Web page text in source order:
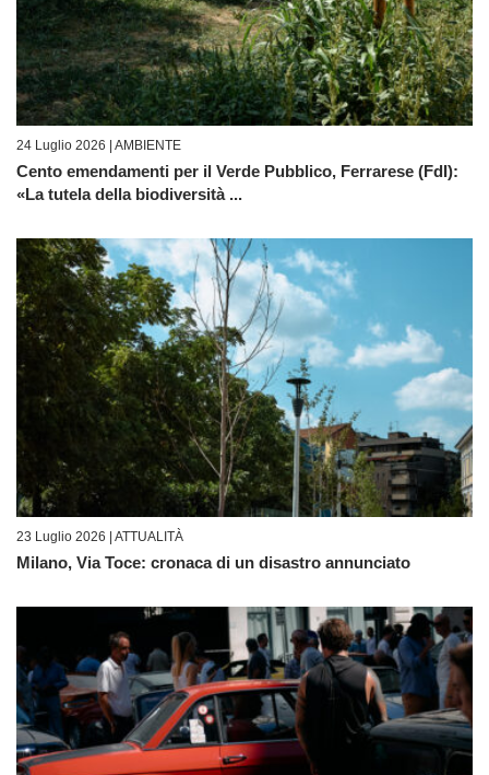
24 Luglio 2026 | AMBIENTE
Cento emendamenti per il Verde Pubblico, Ferrarese (FdI):
«La tutela della biodiversità ...
23 Luglio 2026 | ATTUALITÀ
Milano, Via Toce: cronaca di un disastro annunciato